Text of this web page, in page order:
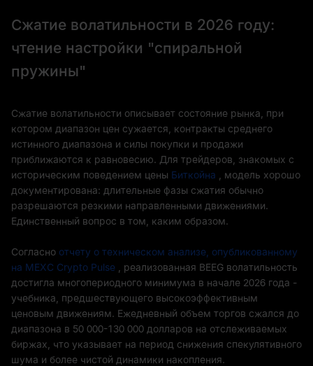
Сжатие волатильности в 2026 году:
чтение настройки "спиральной
пружины"
Сжатие волатильности описывает состояние рынка, при
котором диапазон цен сужается, контракты среднего
истинного диапазона и силы покупки и продажи
приближаются к равновесию. Для трейдеров, знакомых с
историческим поведением цены Биткойна
, модель хорошо
документирована: длительные фазы сжатия обычно
разрешаются резкими направленными движениями.
Единственный вопрос в том, каким образом.
Согласно отчету о техническом анализе, опубликованному
на MEXC Crypto Pulse
, реализованная BEEG волатильность
достигла многопериодного минимума в начале 2026 года -
учебника, предшествующего высокоэффективным
ценовым движениям. Ежедневный объем торгов сжался до
диапазона в 50 000-130 000 долларов на отслеживаемых
биржах, что указывает на период снижения спекулятивного
шума и более чистой динамики накопления.